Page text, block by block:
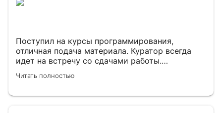
Поступил на курсы программирования,
отличная подача материала. Куратор всегда
идет на встречу со сдачами работы.
лекцией или дз можно задавать вопросы. Есть
обсуждение. До этого попадал на другие курсы
Читать полностью